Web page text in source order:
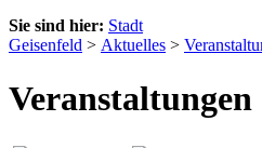
Sie sind hier: Stadt
Geisenfeld > Aktuelles >
Veranstaltungen